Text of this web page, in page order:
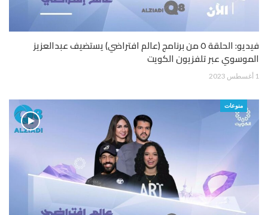
فيديو: الحلقة ٥ من برنامج (عالم افتراضي) يستضيف عبدالعزيز
الموسوي عبر تلفزيون الكويت
1 أغسطس 2023
منوعات